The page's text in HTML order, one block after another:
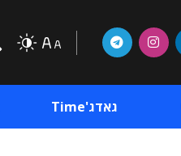
גאדג'Time